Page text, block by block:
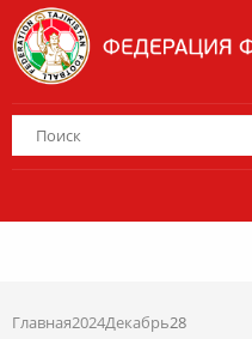
Главная2024Декабрь28